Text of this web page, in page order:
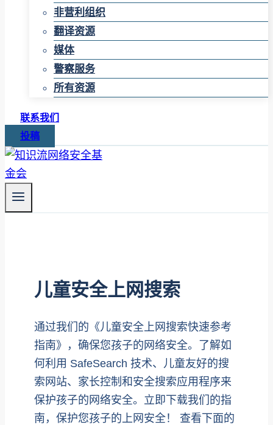
非营利组织
翻译资源
媒体
警察服务
所有资源
联系我们
投稿
儿童安全上网搜索
通过我们的《儿童安全上网搜索快速参考
指南》，确保您孩子的网络安全。了解如
何利用 SafeSearch 技术、儿童友好的搜
索网站、家长控制和安全搜索应用程序来
保护孩子的网络安全。立即下载我们的指
南，保护您孩子的上网安全！ 查看下面的